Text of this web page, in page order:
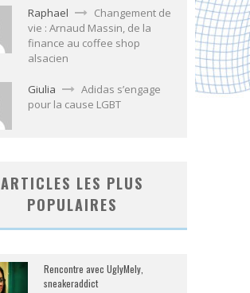
Raphael
Changement de
vie : Arnaud Massin, de la
finance au coffee shop
alsacien
Giulia
Adidas s’engage
pour la cause LGBT
ARTICLES LES PLUS
POPULAIRES
Rencontre avec UglyMely,
sneakeraddict